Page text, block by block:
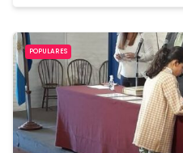
POPULARES